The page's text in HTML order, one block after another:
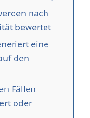
nach
bewertet
eine
den
Fällen
oder